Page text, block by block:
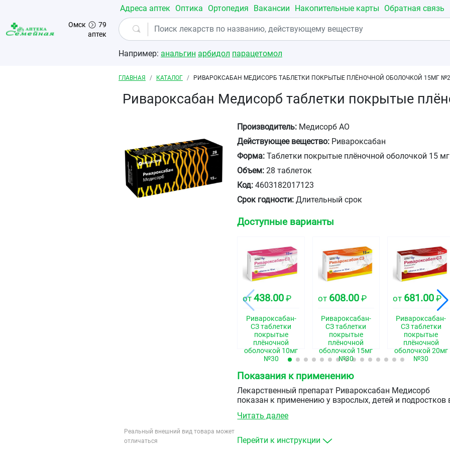
Перейти к основному содержанию
Омск
79
аптек
Адреса аптек Оптика Ортопедия Вакансии Накопительные карты Обратная связь
Например: анальгин арбидол парацетомол
Строка навигации
ГЛАВНАЯ КАТАЛОГ РИВАРОКСАБАН МЕДИСОРБ ТАБЛЕТКИ ПОКРЫТЫЕ ПЛЁНОЧНОЙ ОБОЛОЧКОЙ 15МГ
Ривароксабан Медисорб таблетки покрытые
Реальный внешний вид товара может
отличаться
Производитель: Медисорб АО
Действующее вещество: Ривароксабан
Форма: Таблетки покрытые плёночной оболочкой 15 мг
Объем: 28 таблеток
Код: 4603182017123
Срок годности: Длительный срок
Доступные варианты
от438.00 ₽
Ривароксабан-
СЗ таблетки
покрытые
плёночной
оболочкой 10мг
№30
от 608.00₽
Ривароксабан-
СЗ таблетки
покрытые
плёночной
оболочкой 15мг
№30
от 681.00 ₽
Ривароксабан-
СЗ таблетки
покрытые
плёночной
оболочкой 20мг
№30
Показания к применению
Лекарственный препарат Ривароксабан Медисорб
показан к применению у взрослых, детей и подростков
Профилактика инсульта и системной
Читать далее
Перейти к инструкции